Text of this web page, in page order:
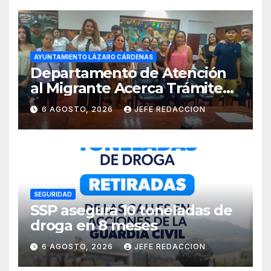
AYUNTAMIENTO LÁZARO CÁRDENAS
Departamento de Atención
al Migrante Acerca Trámite
de Pasaportes
Estadounidenses a
Residentes de Lázaro
Cárdenas
6 AGOSTO, 2026 JEFE REDACCION
SEGURIDAD
SSP asegura 10 toneladas de
droga en 8 meses
6 AGOSTO, 2026 JEFE REDACCION